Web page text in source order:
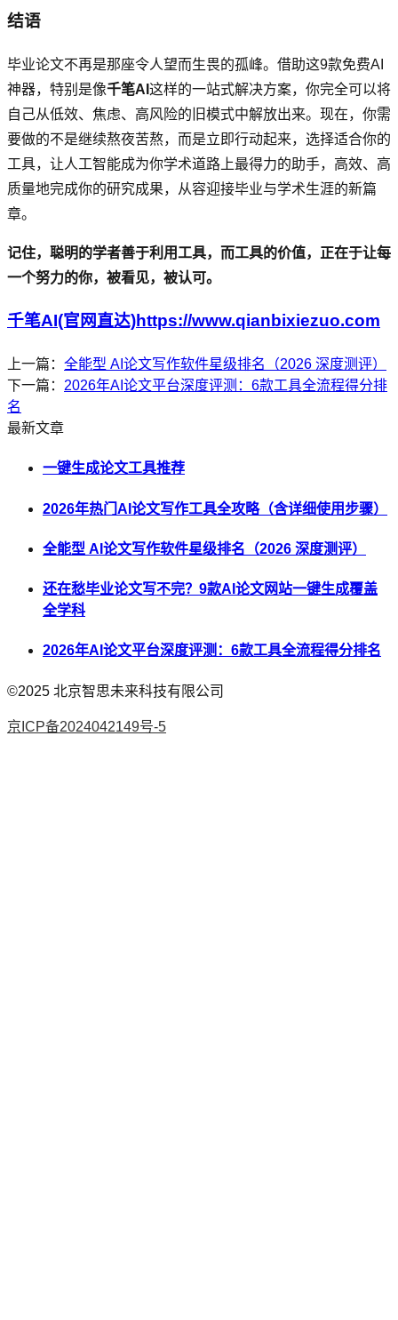
结语
毕业论文不再是那座令人望而生畏的孤峰。借助这9款免费AI
神器，特别是像千笔AI 这样的一站式解决方案，你完全可以将
自己从低效、焦虑、高风险的旧模式中解放出来。现在，你需
要做的不是继续熬夜苦熬，而是立即行动起来，选择适合你的
工具，让人工智能成为你学术道路上最得力的助手，高效、高
质量地完成你的研究成果，从容迎接毕业与学术生涯的新篇
章。
记住，聪明的学者善于利用工具，而工具的价值，正在于让每
一个努力的你，被看见，被认可。
千笔AI(官网直达)https://www.qianbixiezuo.com
上一篇： 全能型 AI论文写作软件星级排名（2026 深度测评）
下一篇： 2026年AI论文平台深度评测：6款工具全流程得分排
名
最新文章
一键生成论文工具推荐
2026年热门AI论文写作工具全攻略（含详细使用步骤）
全能型 AI论文写作软件星级排名（2026 深度测评）
还在愁毕业论文写不完？9款AI论文网站一键生成覆盖
全学科
2026年AI论文平台深度评测：6款工具全流程得分排名
©2025 北京智思未来科技有限公司
京ICP备2024042149号-5